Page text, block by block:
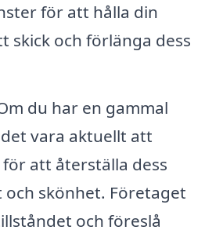
för att hålla din
skick och förlänga dess
du har en gammal
vara aktuellt att
att återställa dess
skönhet. Företaget
och föreslå